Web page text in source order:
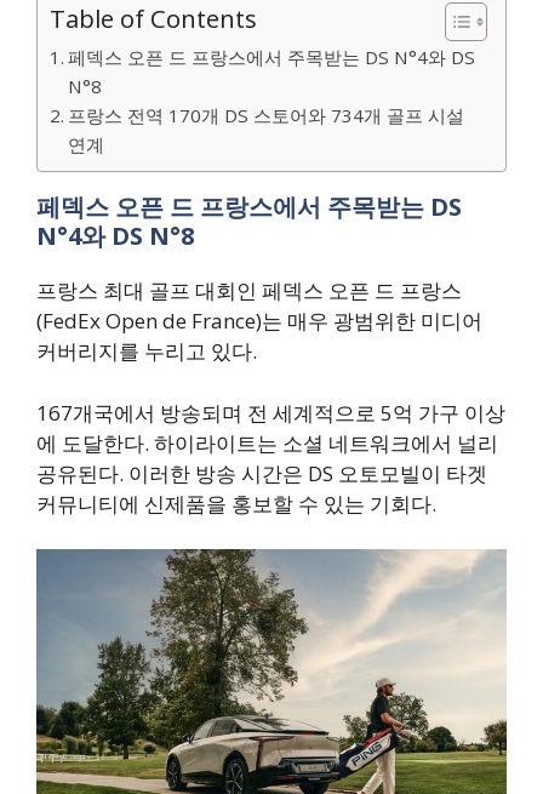
Table of Contents
페덱스 오픈 드 프랑스에서 주목받는 DS N°4와 DS
N°8
프랑스 전역 170개 DS 스토어와 734개 골프 시설
연계
페덱스 오픈 드 프랑스에서 주목받는 DS
N°4와 DS N°8
프랑스 최대 골프 대회인 페덱스 오픈 드 프랑스
(FedEx Open de France)는 매우 광범위한 미디어
커버리지를 누리고 있다.
167개국에서 방송되며 전 세계적으로 5억 가구 이상
에 도달한다. 하이라이트는 소셜 네트워크에서 널리
공유된다. 이러한 방송 시간은 DS 오토모빌이 타겟
커뮤니티에 신제품을 홍보할 수 있는 기회다.